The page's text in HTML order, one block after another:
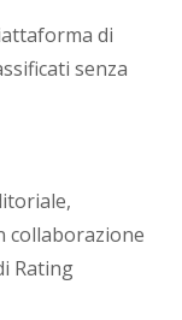
di
senza
collaborazione
Rating